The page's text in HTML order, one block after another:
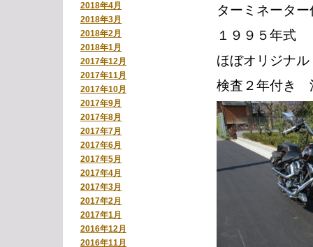
2018年4月
2018年3月
2018年2月
2018年1月
2017年12月
2017年11月
2017年10月
2017年9月
2017年8月
2017年7月
2017年6月
2017年5月
2017年4月
2017年3月
2017年2月
2017年1月
2016年12月
2016年11月
ターミネーター
１９９５年式
ほぼオリジナ
検査２年付き